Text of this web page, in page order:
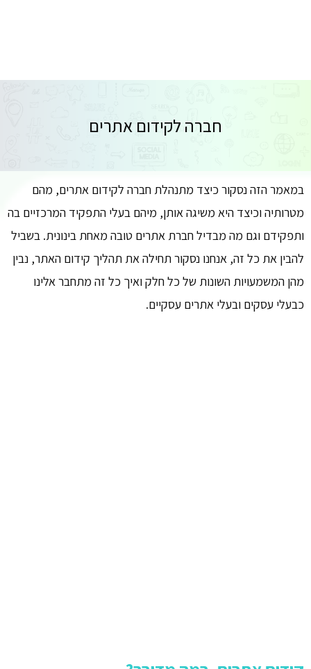
חברה לקידום אתרים
במאמר הזה נסקור כיצד מתנהלת חברה לקידום אתרים, מהם
מטרותיה וכיצד היא משיגה אותן, מיהם בעלי התפקיד המרכזיים בה
ותפקידם וגם מה מבדיל חברת אתרים טובה מאחת בינונית. בשביל
להבין את כל זה, אנחנו נסקור תחילה את תהליך קידום האתר, נבין
מהן המשמעויות השונות של כל חלק ואיך כל זה מתחבר אלינו
כבעלי עסקים ובעלי אתרים עסקיים.